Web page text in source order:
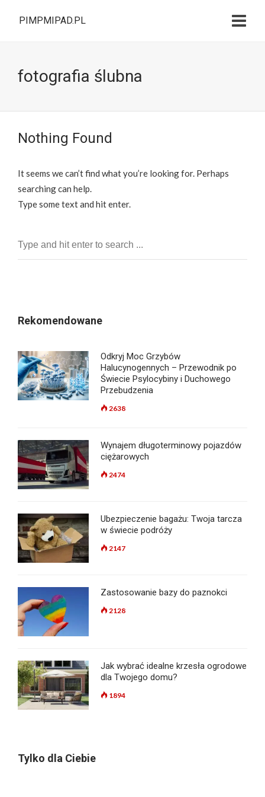
PIMPMIPAD.PL
fotografia ślubna
Nothing Found
It seems we can’t find what you’re looking for. Perhaps
searching can help.
Type some text and hit enter.
Rekomendowane
Odkryj Moc Grzybów
Halucynogennych – Przewodnik po
Świecie Psylocybiny i Duchowego
Przebudzenia
2638
Wynajem długoterminowy pojazdów
ciężarowych
2474
Ubezpieczenie bagażu: Twoja tarcza
w świecie podróży
2147
Zastosowanie bazy do paznokci
2128
Jak wybrać idealne krzesła ogrodowe
dla Twojego domu?
1894
Tylko dla Ciebie